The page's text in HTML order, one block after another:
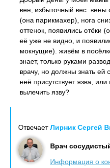
вен, избыточный вес. вены
(она парикмахер), нога
оттенок, появились отёки
её уже не видно, и
мокнущие). живём в
знает, только руками
врачу, но должны знать ей
неё присутствует язва,
вылечить язву?
ОтвечаетЛирник Сергей
Врач
Информация о